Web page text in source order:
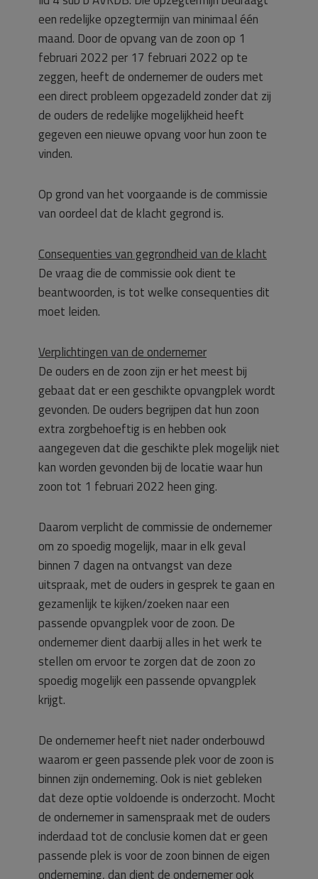
een redelijke opzegtermijn van minimaal één
maand. Door de opvang van de zoon op 1
februari 2022 per 17 februari 2022 op te
zeggen, heeft de ondernemer de ouders met
een direct probleem opgezadeld zonder dat zij
de ouders de redelijke mogelijkheid heeft
gegeven een nieuwe opvang voor hun zoon te
vinden.
Op grond van het voorgaande is de commissie
van oordeel dat de klacht gegrond is.
Consequenties van gegrondheid van de klacht
De vraag die de commissie ook dient te
beantwoorden, is tot welke consequenties dit
moet leiden.
Verplichtingen van de ondernemer
De ouders en de zoon zijn er het meest bij
gebaat dat er een geschikte opvangplek wordt
gevonden. De ouders begrijpen dat hun zoon
extra zorgbehoeftig is en hebben ook
aangegeven dat die geschikte plek mogelijk niet
kan worden gevonden bij de locatie waar hun
zoon tot 1 februari 2022 heen ging.
Daarom verplicht de commissie de ondernemer
om zo spoedig mogelijk, maar in elk geval
binnen 7 dagen na ontvangst van deze
uitspraak, met de ouders in gesprek te gaan en
gezamenlijk te kijken/zoeken naar een
passende opvangplek voor de zoon. De
ondernemer dient daarbij alles in het werk te
stellen om ervoor te zorgen dat de zoon zo
spoedig mogelijk een passende opvangplek
krijgt.
De ondernemer heeft niet nader onderbouwd
waarom er geen passende plek voor de zoon is
binnen zijn onderneming. Ook is niet gebleken
dat deze optie voldoende is onderzocht. Mocht
de ondernemer in samenspraak met de ouders
inderdaad tot de conclusie komen dat er geen
passende plek is voor de zoon binnen de eigen
onderneming, dan dient de ondernemer ook